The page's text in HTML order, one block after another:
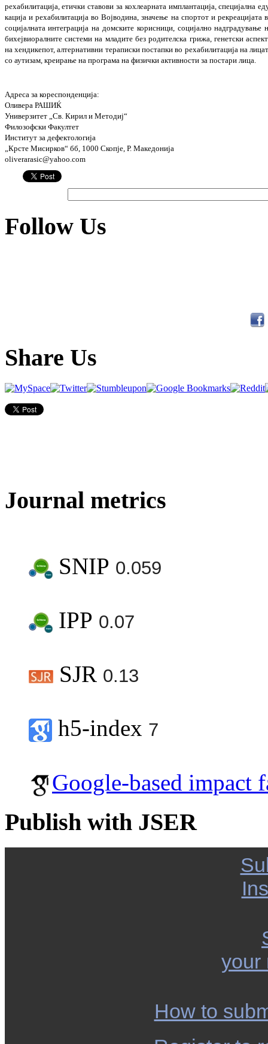
рехабилитација, етички ставови за ко­х­ле­арната имплантација, специјална
ка­­ција и рехабилитација во Војводина, зна­че­ње на спортот и рекреацијата
соци­јал­ната инт­еграција на домските корисници, со­ци­ја­лно надградување
бихејвиоралните сис­­те­ми на младите без родителска грижа, ге­не­­тски
на хендикепот, алтер­на­ти­вни тераписки постапки во реха­би­ли­та­ција на
со аутизам, креирање на про­гра­ма на физички активности за постари лица.
Адреса за кореспонденција:
Оливера РАШИЌ
Универзитет „Св. Кирил и Методиј“
Филозофски Факултет
Институт за дефектологија
„Крсте Мисирков“ бб, 1000 Скопје, Р. Македонија
oliverarasic@yahoo.com
Follow Us
Share Us
Journal metrics
SNIP 0.059
IPP 0.07
SJR 0.13
h5-index 7
Google-based impact
Publish with JSER
your
How to